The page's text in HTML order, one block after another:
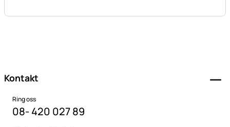
Kontakt
Ring oss
08- 420 027 89